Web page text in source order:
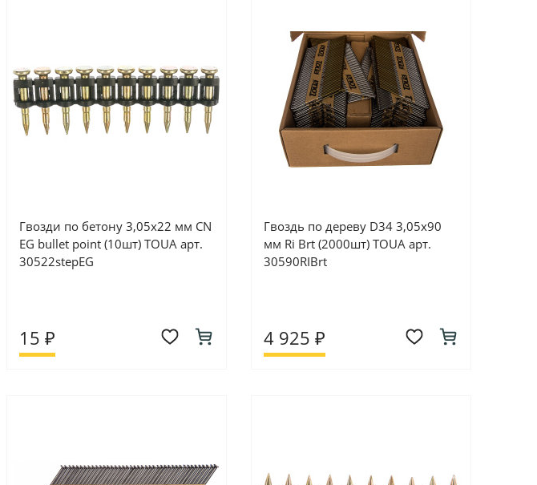
Гвозди по бетону 3,05х22 мм CN
EG bullet point (10шт) TOUA арт.
30522stepEG
15 ₽
Гвоздь по дереву D34 3,05х90
мм Ri Brt (2000шт) TOUA арт.
30590RIBrt
4 925 ₽